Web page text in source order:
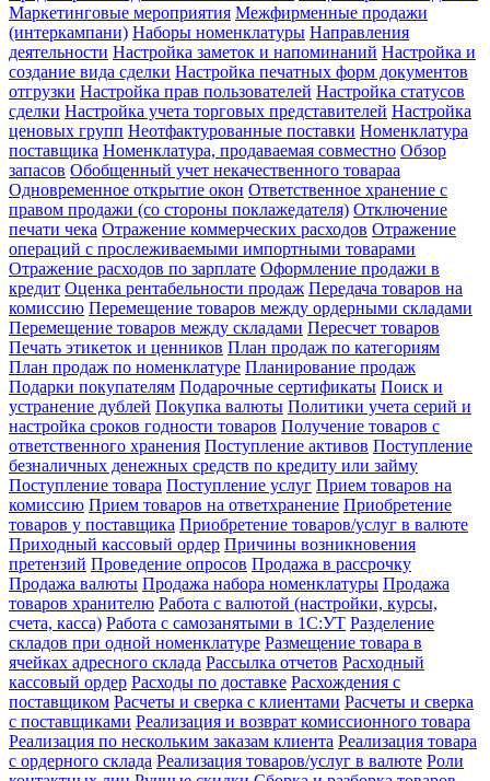
Маркетинговые мероприятия Межфирменные продажи
(интеркампани) Наборы номенклатуры Направления
деятельности Настройка заметок и напоминаний Настройка и
создание вида сделки Настройка печатных форм документов
отгрузки Настройка прав пользователей Настройка статусов
сделки Настройка учета торговых представителей Настройка
ценовых групп Неотфактурованные поставки Номенклатура
поставщика Номенклатура, продаваемая совместно Обзор
запасов Обобщенный учет некачественного товараа
Одновременное открытие окон Ответственное хранение с
правом продажи (со стороны поклажедателя) Отключение
печати чека Отражение коммерческих расходов Отражение
операций с прослеживаемыми импортными товарами
Отражение расходов по зарплате Оформление продажи в
кредит Оценка рентабельности продаж Передача товаров на
комиссию Перемещение товаров между ордерными складами
Перемещение товаров между складами Пересчет товаров
Печать этикеток и ценников План продаж по категориям
План продаж по номенклатуре Планирование продаж
Подарки покупателям Подарочные сертификаты Поиск и
устранение дублей Покупка валюты Политики учета серий и
настройка сроков годности товаров Получение товаров с
ответственного хранения Поступление активов Поступление
безналичных денежных средств по кредиту или займу
Поступление товара Поступление услуг Прием товаров на
комиссию Прием товаров на ответхранение Приобретение
товаров у поставщика Приобретение товаров/услуг в валюте
Приходный кассовый ордер Причины возникновения
претензий Проведение опросов Продажа в рассрочку
Продажа валюты Продажа набора номенклатуры Продажа
товаров хранителю Работа с валютой (настройки, курсы,
счета, касса) Работа с самозанятыми в 1С:УТ Разделение
складов при одной номенклатуре Размещение товара в
ячейках адресного склада Рассылка отчетов Расходный
кассовый ордер Расходы по доставке Расхождения с
поставщиком Расчеты и сверка с клиентами Расчеты и сверка
с поставщиками Реализация и возврат комиссионного товара
Реализация по нескольким заказам клиента Реализация товара
с ордерного склада Реализация товаров/услуг в валюте Роли